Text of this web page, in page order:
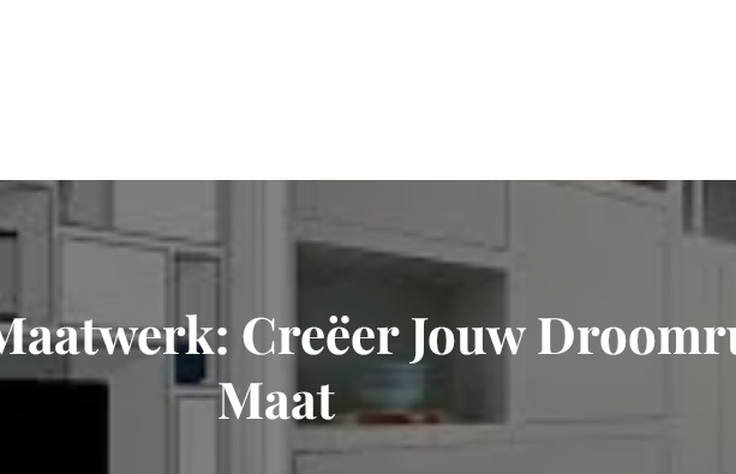
Creëer Jouw
Maat